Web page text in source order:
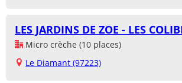
LES JARDINS DE ZOE - LES
Micro crèche (10 places)
Le Diamant (97223)